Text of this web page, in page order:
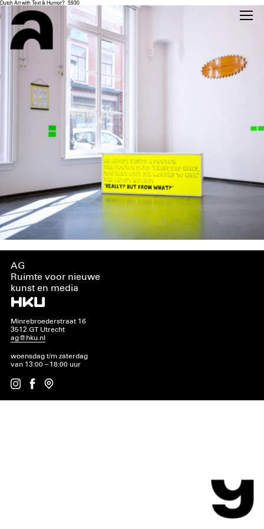
Dutch Art with Text & Humor?_5930
AG
Ruimte voor nieuwe
kunst en media
Minrebroederstraat 16
3512 GT Utrecht
ag@hku.nl
woensdag t/m zaterdag
van 13:00 – 18:00 uur